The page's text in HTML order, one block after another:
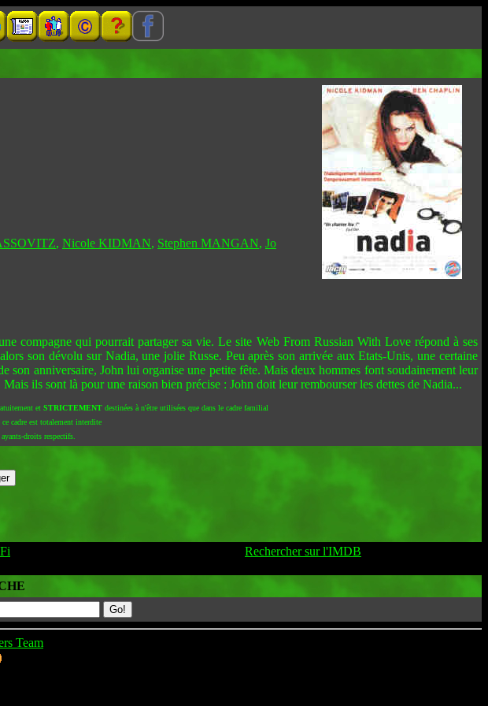
, Nicole KIDMAN, Stephen MANGAN, Jo
compagne qui pourrait partager sa vie. Le site Web From Russian With Love répond à ses
son dévolu sur Nadia, une jolie Russe. Peu après son arrivée aux Etats-Unis, une certaine
son anniversaire, John lui organise une petite fête. Mais deux hommes font soudainement leur
ils sont là pour une raison bien précise : John doit leur rembourser les dettes de Nadia...
et STRICTEMENTdestinées à n'être utilisées que dans le cadre familial
cadre est totalement interdite
droits respectifs.
Rechercher sur l'IMDB
Team